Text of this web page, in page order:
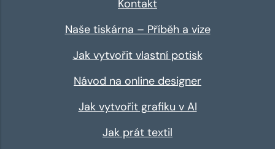
Kontakt
Naše tiskárna – Příběh a vize
Jak vytvořit vlastní potisk
Návod na online designer
Jak vytvořit grafiku v AI
Jak prát textil